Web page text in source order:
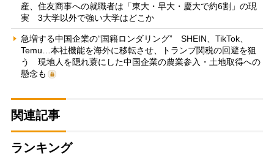
産、住友商事への就職者は「東大・早大・慶大で約6割」の現
実 3大学以外で強い大学はどこか
急増する中国企業の“国籍ロンダリング” SHEIN、TikTok、
Temu…本社機能を海外に移転させ、トランプ関税の回避を狙
う 現地人を隠れ蓑にした中国企業の農業参入・土地取得への
懸念も
関連記事
ランキング